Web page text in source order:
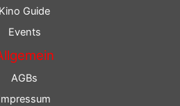
Kino Guide
Events
AGBs